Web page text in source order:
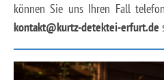
können Sie uns Ihren Fall
kontakt@kurtz-detektei-erfurt.de